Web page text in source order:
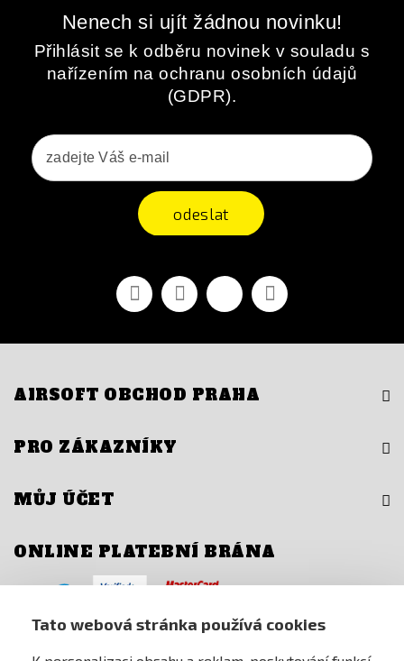
Tato webová stránka používá cookies
Nenech si ujít žádnou novinku!
Přihlásit se k odběru novinek v souladu s
nařízením na ochranu osobních údajů
(GDPR).
odeslat
FacebookYouTubeVimeo Instagram
AIRSOFT OBCHOD PRAHA
PRO ZÁKAZNÍKY
MŮJ ÚČET
ONLINE PLATEBNÍ BRÁNA